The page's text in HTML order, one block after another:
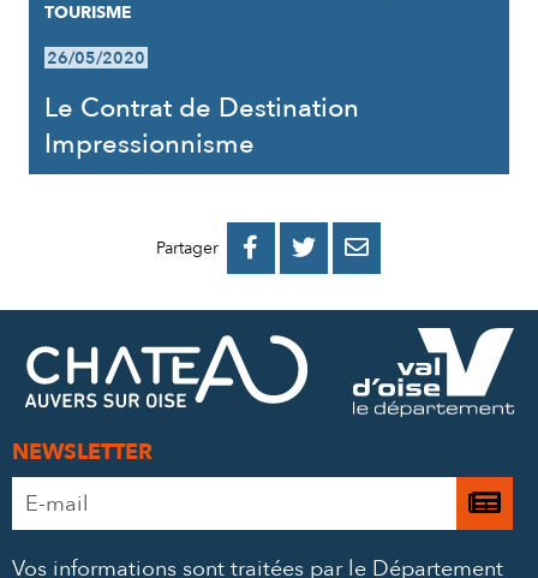
TOURISME
26/05/2020
Le Contrat de Destination
Impressionnisme
Partager 
PARTAGER
FACEBOOK
PARTAGER
PARTAGER
MAIL
NEWSLETTER
Adresse
e-
Je
Vos informations sont traitées par le Département